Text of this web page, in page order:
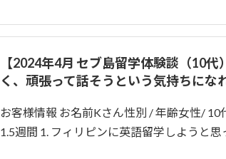
【2024年4月 セブ島留学体験談（10
く、頑張って話そうという気持ちにな
お客様情報 お名前Kさん性別 / 年齢女性/
1.5週間 1. フィリピンに英語留学しようと